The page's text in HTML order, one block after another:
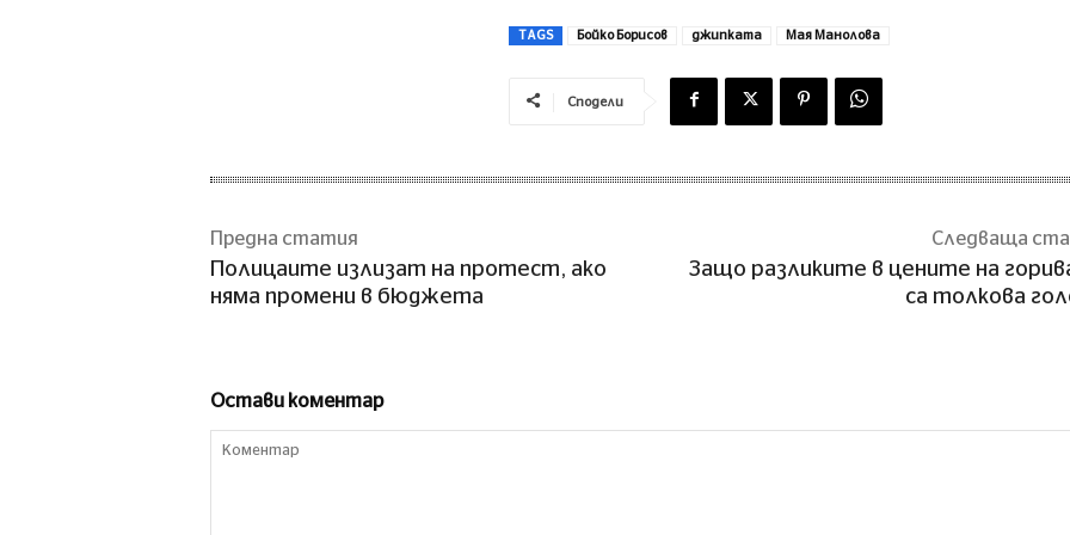
TAGS Бойко Борисов джипката Мая Манолова
Сподели
Предна статия
Полицаите излизат на протест, ако
няма промени в бюджета
Следваща
Защо разликите в цените на
са толкова
Остави коментар